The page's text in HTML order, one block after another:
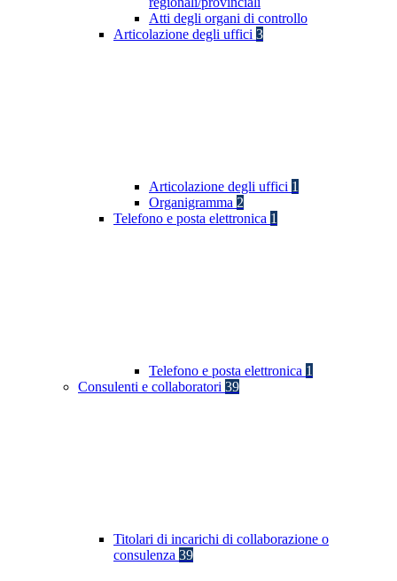
Atti degli organi di controllo
Articolazione degli uffici 3
Articolazione degli uffici 1
Organigramma 2
Telefono e posta elettronica 1
Telefono e posta elettronica 1
Consulenti e collaboratori 39
Titolari di incarichi di collaborazione o
consulenza 39